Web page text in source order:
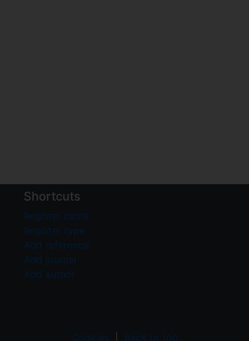
Shortcuts
Register name
Register type
Add reference
Add journal
Add author
Cookies Back to top